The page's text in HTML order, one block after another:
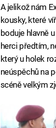
A jelikož nám
kousky, které
boduje hlavně
herci předtím,
který u holek
neúspěchů na
scéně velkým